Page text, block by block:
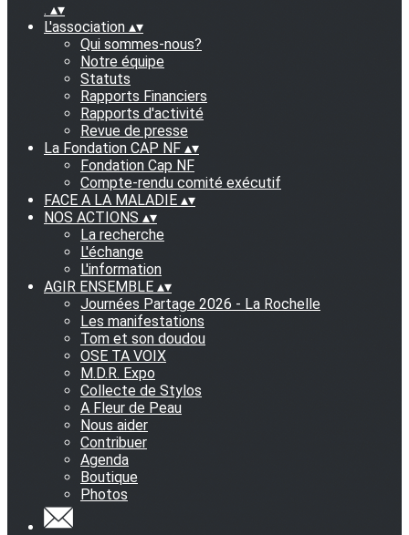
. ▴▾
L'association ▴▾
Qui sommes-nous?
Notre équipe
Statuts
Rapports Financiers
Rapports d'activité
Revue de presse
La Fondation CAP NF ▴▾
Fondation Cap NF
Compte-rendu comité exécutif
FACE A LA MALADIE ▴▾
NOS ACTIONS ▴▾
La recherche
L'échange
L'information
AGIR ENSEMBLE ▴▾
Journées Partage 2026 - La Rochelle
Les manifestations
Tom et son doudou
OSE TA VOIX
M.D.R. Expo
Collecte de Stylos
A Fleur de Peau
Nous aider
Contribuer
Agenda
Boutique
Photos